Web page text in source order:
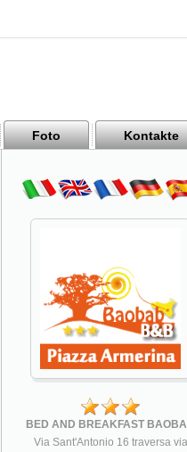
Foto Kontakte
BED AND BREAKFAST
Via Sant'Antonio 16 traversa via